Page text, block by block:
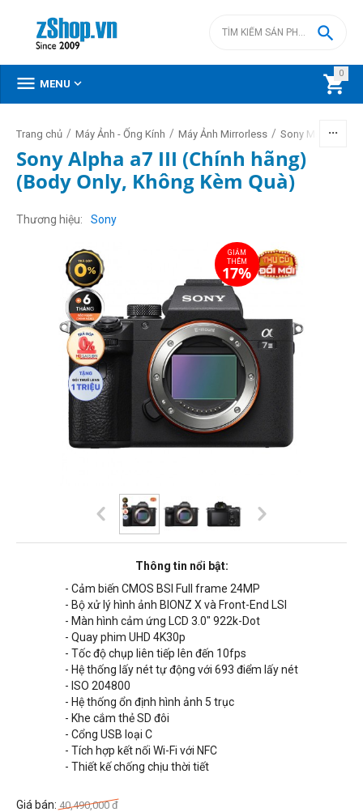
0


 MENU 
Trang chủ / Máy Ảnh - Ống Kính / Máy Ảnh Mirrorless / Sony Mirrorless
Sony Alpha a7 III (Chính hãng)
(Body Only, Không Kèm Quà)
Thương hiệu Sony
Thông tin nổi bật:
- Cảm biến CMOS BSI Full frame 24MP
- Bộ xử lý hình ảnh BIONZ X và Front-End LSI
- Màn hình cảm ứng LCD 3.0" 922k-Dot
- Quay phim UHD 4K30p
- Tốc độ chụp liên tiếp lên đến 10fps
- Hệ thống lấy nét tự động với 693 điểm lấy nét
- ISO 204800
- Hệ thống ổn định hình ảnh 5 trục
- Khe cắm thẻ SD đôi
- Cổng USB loại C
- Tích hợp kết nối Wi-Fi với NFC
- Thiết kế chống chịu thời tiết
Giá bán: 40,490,000 đ